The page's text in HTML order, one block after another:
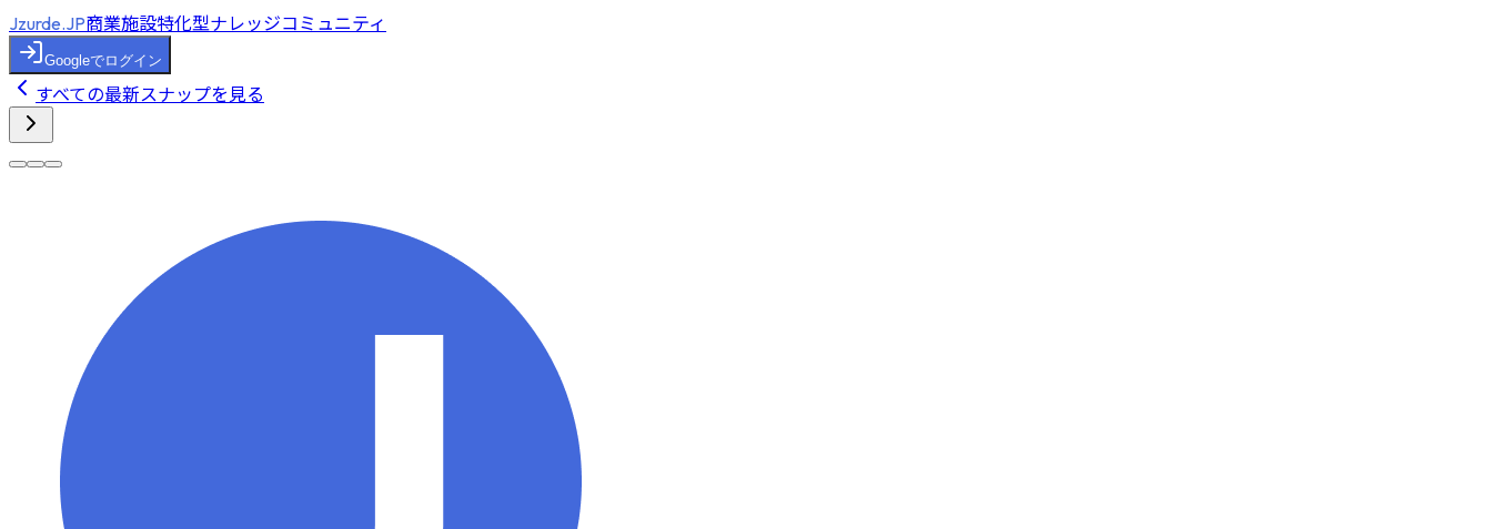
Jzurde.JP商業施設特化型ナレッジコミュニティ
Googleでログイン
すべての最新スナップを見る